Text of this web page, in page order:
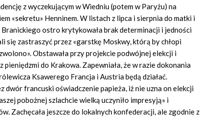
z wyczekującym w Wiedniu (potem w Paryżu) na
«sekretu» Henninem. W listach z lipca i sierpnia do matki i
Branickiego ostro krytykowała brak determinacji i jedności
się zastraszyć przez «garstkę Moskwy, którą by chłopi
Obstawała przy projekcie podwójnej elekcji i
do Krakowa. Zapewniała, że w razie dokonania
Ksawerego Francja i Austria będą działać.
dwór francuski oświadczenie papieża, iż nie uzna on elekcji
pobożnej szlachcie wielką uczyniło impresyją» i
Zachęcała jeszcze do lokalnych konfederacji, ale zgodnie z